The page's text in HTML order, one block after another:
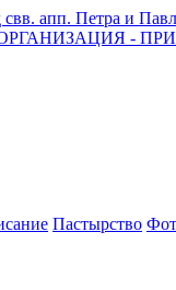
апп. Петра и
-
Пастырство